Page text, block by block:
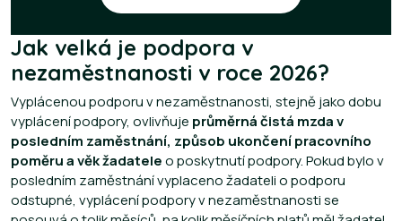
Jak velká je podpora v
nezaměstnanosti v roce 2026?
Vyplácenou podporu v nezaměstnanosti, stejně jako dobu
vyplácení podpory, ovlivňuje průměrná čistá mzda v
posledním zaměstnání, způsob ukončení pracovního
poměru a věk žadateleo poskytnutí podpory. Pokud bylo v
posledním zaměstnání vyplaceno žadateli o podporu
odstupné, vyplácení podpory v nezaměstnanosti se